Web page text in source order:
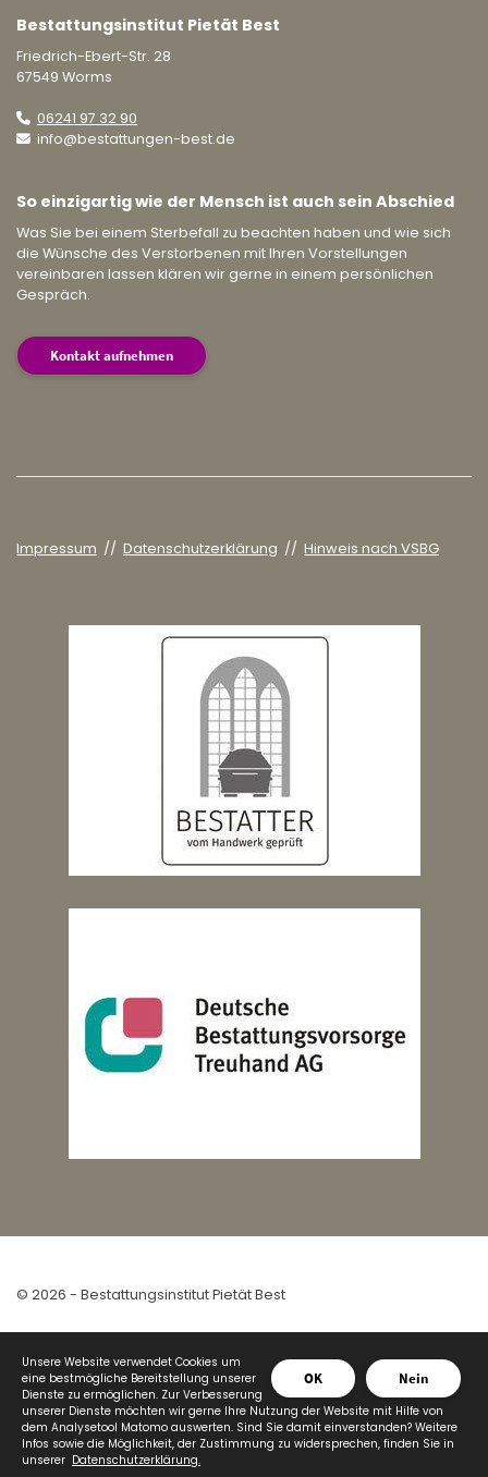
Bestattungsinstitut Pietät Best
Friedrich-Ebert-Str. 28
67549 Worms
06241 97 32 90
info@bestattungen-best.de
So einzigartig wie der Mensch ist auch sein Abschied
Was Sie bei einem Sterbefall zu beachten haben und wie sich
die Wünsche des Verstorbenen mit Ihren Vorstellungen
vereinbaren lassen klären wir gerne in einem persönlichen
Gespräch.
Kontakt aufnehmen
Impressum // Datenschutzerklärung // Hinweis nach VSBG
© 2026 - Bestattungsinstitut Pietät Best
Nein
OK
Unsere Website verwendet Cookies um
eine bestmögliche Bereitstellung unserer
Dienste zu ermöglichen. Zur Verbesserung
unserer Dienste möchten wir gerne Ihre Nutzung der Website mit Hilfe von
dem Analysetool Matomo auswerten. Sind Sie damit einverstanden? Weitere
Infos sowie die Möglichkeit, der Zustimmung zu widersprechen, finden Sie in
unserer ​​​​​​ Datenschutzerklärung.